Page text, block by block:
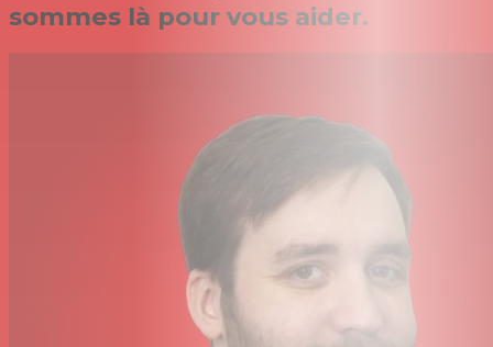
sommes là pour vous aider.